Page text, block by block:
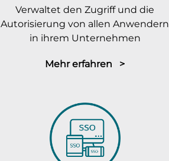
Verwaltet den Zugriff und die
Autorisierung von allen Anwendern
in ihrem Unternehmen
Mehr erfahren >